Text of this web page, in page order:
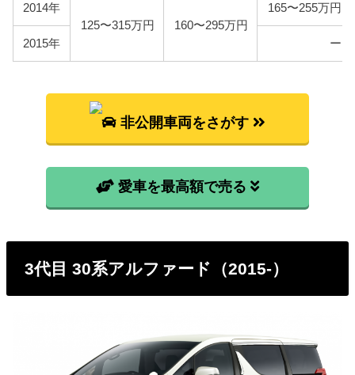
車検費用
車検代行料金、一般消耗品の交換費用などを含め車
検費用を50,000円としています。
2代目アルファードは自家用乗用車に該当しますの
で、自賠責の金額は10,775円となります。
燃料代
イオク1Lあたり140円を前提条件として、基本情報で
型式 燃料代
ANH20W 151,200円
154,800円
GGH20W 186,700円
2014年
125〜315万円
160〜295万円
165〜255万円
2015年 ー
非公開車両をさがす
愛車を最高額で売る
3代目 30系アルファード（2015-）